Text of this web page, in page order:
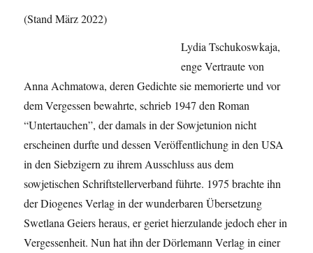
(Stand März 2022)
Lydia Tschukoswkaja,
enge Vertraute von
Anna Achmatowa, deren Gedichte sie memorierte und vor
dem Vergessen bewahrte, schrieb 1947 den Roman
“Untertauchen”, der damals in der Sowjetunion nicht
erscheinen durfte und dessen Veröffentlichung in den USA
in den Siebzigern zu ihrem Ausschluss aus dem
sowjetischen Schriftstellerverband führte. 1975 brachte ihn
der Diogenes Verlag in der wunderbaren Übersetzung
Swetlana Geiers heraus, er geriet hierzulande jedoch eher in
Vergessenheit. Nun hat ihn der Dörlemann Verlag in einer